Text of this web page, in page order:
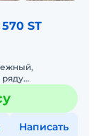
ST
JCB,
Написать